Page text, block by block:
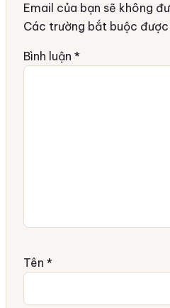
Email của bạn sẽ không
Các trường bắt buộc được
Bình luận *
Tên *